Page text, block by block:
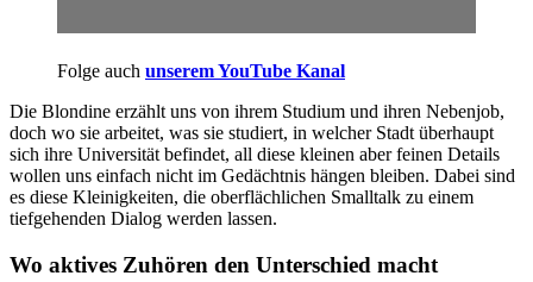
Folge auch unserem YouTube Kanal
Die Blondine erzählt uns von ihrem Studium und ihren Nebenjob,
doch wo sie arbeitet, was sie studiert, in welcher Stadt überhaupt
sich ihre Universität befindet, all diese kleinen aber feinen Details
wollen uns einfach nicht im Gedächtnis hängen bleiben. Dabei sind
es diese Kleinigkeiten, die oberflächlichen Smalltalk zu einem
tiefgehenden Dialog werden lassen.
Wo aktives Zuhören den Unterschied macht